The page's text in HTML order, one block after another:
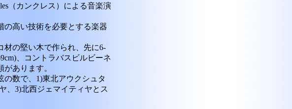
（カンクレス）による音楽演
の高い技術を必要とする楽器
材の堅い木で作られ、先に6-
、コントラバスビルビーネ
あります。
数で、1)東北アウクシュタ
、3)北西ジェマイティヤとス